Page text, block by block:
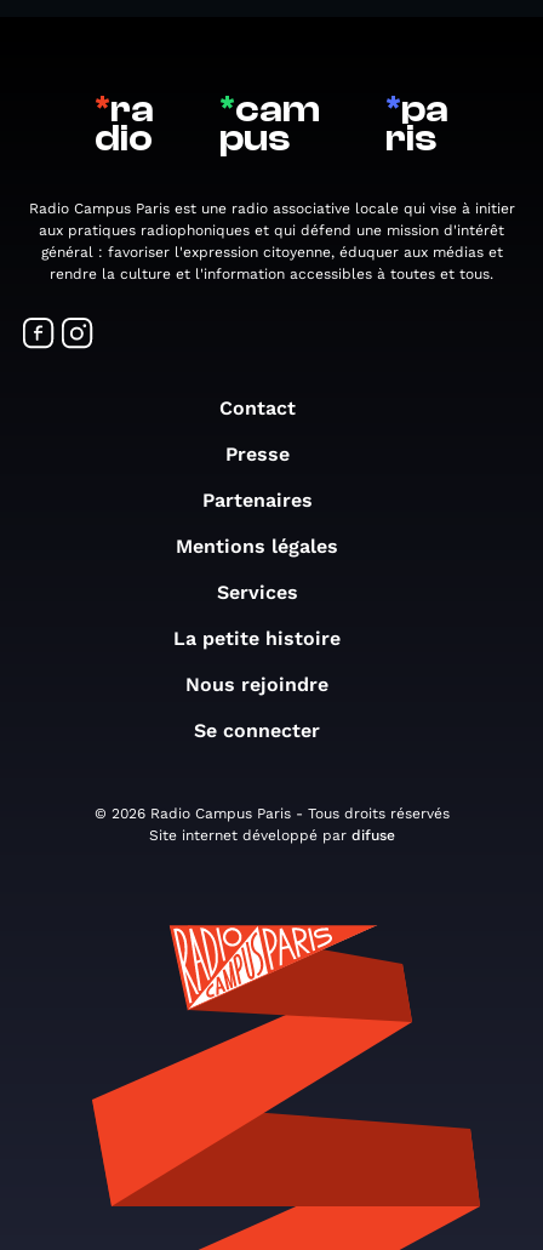
*ra
dio
*cam
pus
*pa
ris
Radio Campus Paris est une radio associative locale qui vise à initier
aux pratiques radiophoniques et qui défend une mission d'intérêt
général : favoriser l'expression citoyenne, éduquer aux médias et
rendre la culture et l'information accessibles à toutes et tous.
Contact
Presse
Partenaires
Mentions légales
Services
La petite histoire
Nous rejoindre
Se connecter
© 2026 Radio Campus Paris - Tous droits réservés
Site internet développé par difuse